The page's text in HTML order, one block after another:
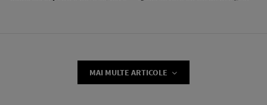
MAI MULTE ARTICOLE